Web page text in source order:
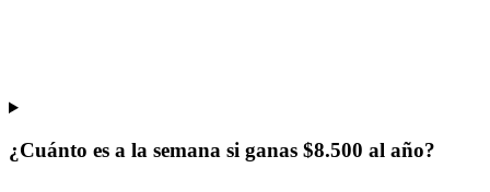
¿Cuánto es a la semana si ganas $8.500 al año?